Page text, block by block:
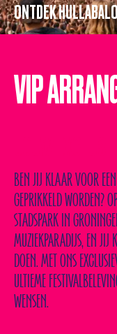
ONTDEK
VIP
BEN JIJ KLAAR VOOR
GEPRIKKELD WORDEN?
STADSPARK IN
MUZIEKPARADIJS, EN JIJ
DOEN. MET ONS
ULTIEME
WENSEN.